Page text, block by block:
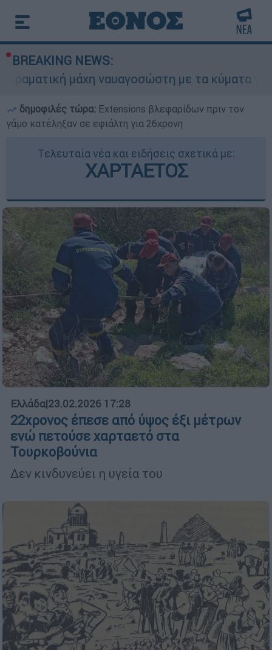
BREAKING NEWS:
ναυαγοσώστη με τα κύματα για να σώσει
δημοφιλές τώρα: Extensions βλεφαρίδων πριν τον
γάμο κατέληξαν σε εφιάλτη για 26χρονη
Τελευταία νέα και ειδήσεις σχετικά με:
ΧΑΡΤΑΕΤΟΣ
Ελλάδα|23.02.2026 17:28
22χρονος έπεσε από ύψος έξι μέτρων
ενώ πετούσε χαρταετό στα
Τουρκοβούνια
Δεν κινδυνεύει η υγεία του